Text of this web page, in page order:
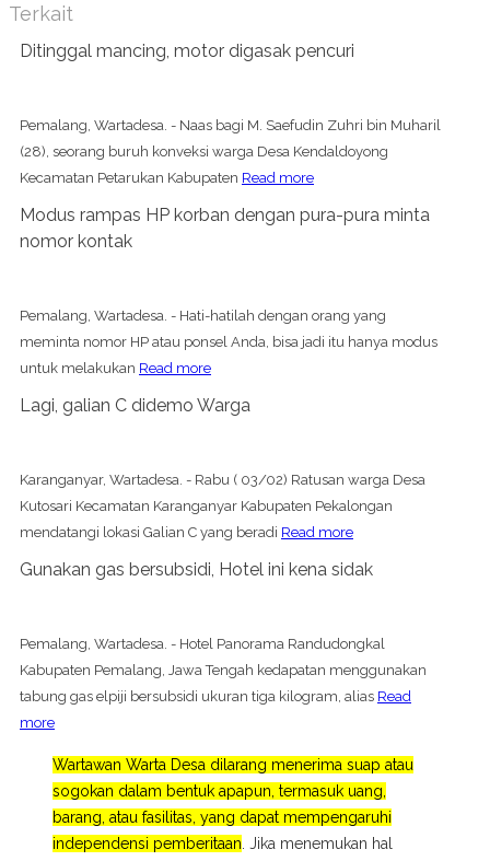
Terkait
Ditinggal mancing, motor digasak pencuri
Pemalang, Wartadesa. - Naas bagi M. Saefudin Zuhri bin Muharil
(28), seorang buruh konveksi warga Desa Kendaldoyong
Kecamatan Petarukan Kabupaten Read more
Modus rampas HP korban dengan pura-pura minta
nomor kontak
Pemalang, Wartadesa. - Hati-hatilah dengan orang yang
meminta nomor HP atau ponsel Anda, bisa jadi itu hanya modus
untuk melakukan Read more
Lagi, galian C didemo Warga
Karanganyar, Wartadesa. - Rabu ( 03/02) Ratusan warga Desa
Kutosari Kecamatan Karanganyar Kabupaten Pekalongan
mendatangi lokasi Galian C yang beradi Read more
Gunakan gas bersubsidi, Hotel ini kena sidak
Pemalang, Wartadesa. - Hotel Panorama Randudongkal
Kabupaten Pemalang, Jawa Tengah kedapatan menggunakan
tabung gas elpiji bersubsidi ukuran tiga kilogram, alias Read
more
Wartawan Warta Desa dilarang menerima suap atau
sogokan dalam bentuk apapun, termasuk uang,
barang, atau fasilitas, yang dapat mempengaruhi
independensi pemberitaan . Jika menemukan hal